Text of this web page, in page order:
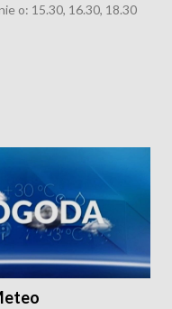
o: 15.30, 16.30, 18.30